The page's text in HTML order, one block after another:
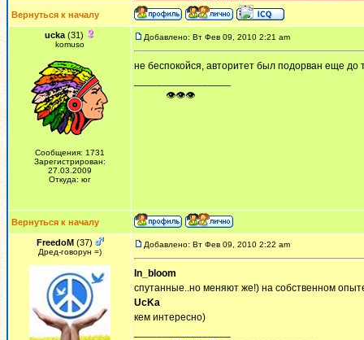
Вернуться к началу
ucka (31)
komuso
Сообщения: 1731
Зарегистрирован:
27.03.2009
Откуда: юг
Добавлено: Вт Фев 09, 2010 2:21 am
не беспокойся, авторитет был подорван еще до
ᅠ ᅠ ᅠ👁👁👁
Вернуться к началу
FreedoM(37)
Дред-говорун =)
Добавлено: Вт Фев 09, 2010 2:22 am
In_bloom
спутанные..но меняют же!) на собственном
UcKa
кем интересно)